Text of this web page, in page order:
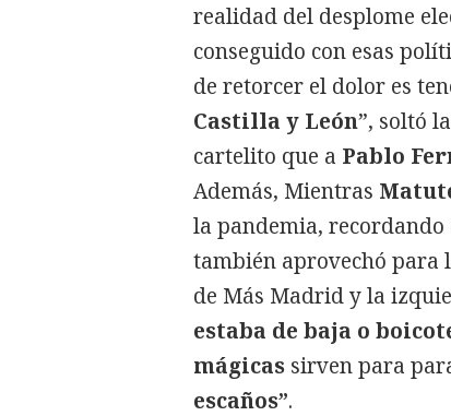
realidad del desplome
conseguido con esas
de retorcer el dolor es
Castilla y León”, soltó
cartelito que a Pablo
Además, Mientras
la pandemia, recordando
también aprovechó para
de Más Madrid y la
estaba de baja o
mágicas sirven para
escaños”.